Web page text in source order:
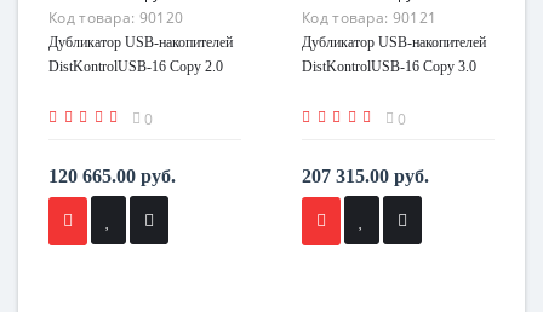
Код товара: 90120
Дубликатор USB-накопителей
DistKontrolUSB-16 Copy 2.0
0
120 665.00 руб.
Код товара: 90121
Дубликатор USB-накопителей
DistKontrolUSB-16 Copy 3.0
0
207 315.00 руб.